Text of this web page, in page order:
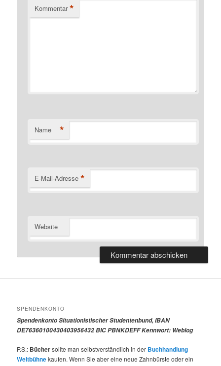
Kommentar *
Name *
E-Mail-Adresse *
Website
SPENDENKONTO
Spendenkonto Situationistischer Studentenbund, IBAN
DE76360100430403956432 BIC PBNKDEFF Kennwort: Weblog
P.S.: Büchersollte man selbstverständlich in der Buchhandlung
Weltbühnekaufen. Wenn Sie aber eine neue Zahnbürste oder ein